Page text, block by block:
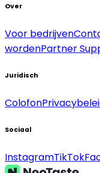
Over
Voor bedrijven
wordenPartner
Juridisch
Colofon
Sociaal
InstagramTikTok